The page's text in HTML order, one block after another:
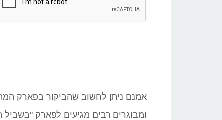
אמנם ניתן לחשוב שהביקור בפארק
ומבוגרים רבים מגיעים לפארק